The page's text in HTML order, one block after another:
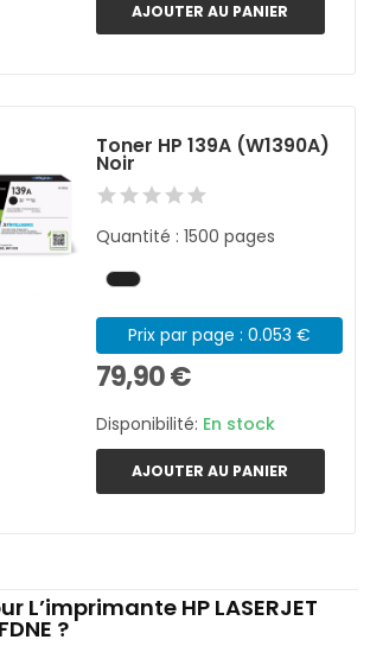
AJOUTER AU PANIER
Toner HP 139A (W1390A)
Noir
Quantité : 1500 pages
Prix par page : 0.053 €
79,90 €
Disponibilité: En stock
AJOUTER AU PANIER
L’imprimante HP LASERJET
?